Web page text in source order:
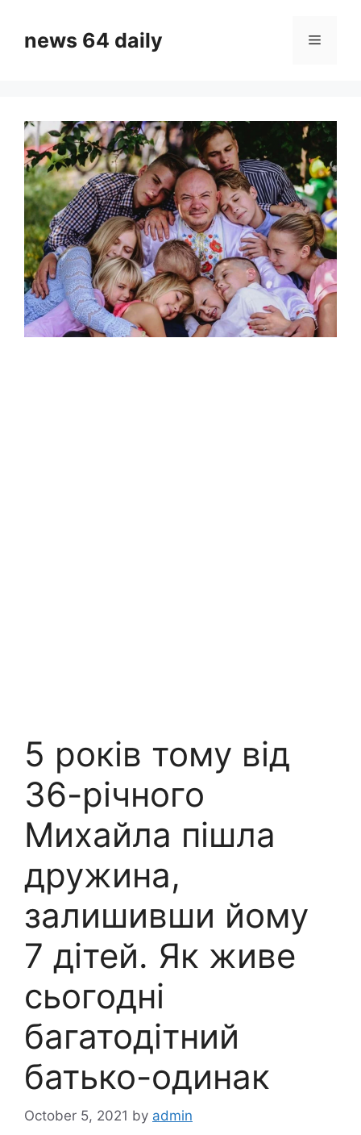
contentnews 64 daily Menu
5 років тому від
36-річного
Михайла пішла
дружина,
залишивши йому
7 дітей. Як живе
сьогодні
багатодітний
батько-одинак
October 5, 2021 by admin